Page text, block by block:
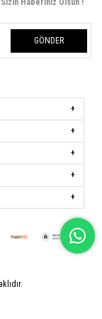
Haberiniz Olsun !
GÖNDER